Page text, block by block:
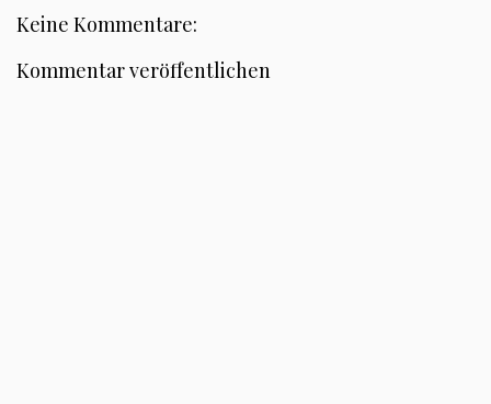
Keine Kommentare:
Kommentar veröffentlichen